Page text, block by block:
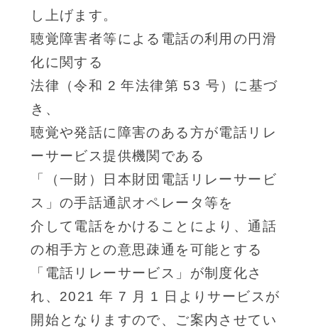
し上げます。
聴覚障害者等による電話の利用の円滑
化に関する
法律（令和 2 年法律第 53 号）に基づ
き、
聴覚や発話に障害のある方が電話リレ
ーサービス提供機関である
「（一財）日本財団電話リレーサービ
ス」の手話通訳オペレータ等を
介して電話をかけることにより、通話
の相手方との意思疎通を可能とする
「電話リレーサービス」が制度化さ
れ、2021 年 7 月 1 日よりサービスが
開始となりますので、ご案内させてい